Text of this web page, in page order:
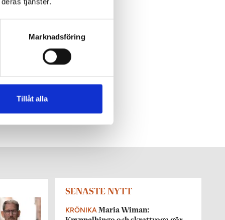
Marknadsföring
Tillåt alla
SENASTE NYTT
KRÖNIKA Maria Wiman: